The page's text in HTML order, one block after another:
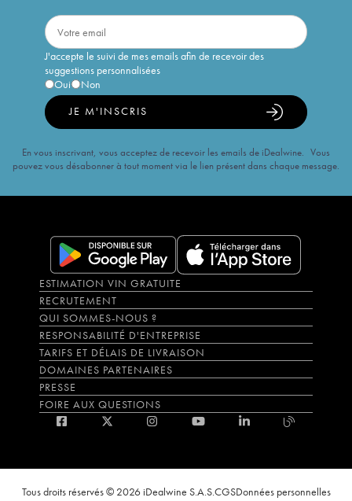
J'accepte le suivi de mes emails afin de recevoir des
suggestions personnalisées
Oui
Non
JE M'INSCRIS
En vous inscrivant, vous acceptez de recevoir les emails de iDealwine. Vous
pouvez vous désabonner à tout moment via le lien présent dans chaque message.
ESTIMATION VIN GRATUITE
RECRUTEMENT
QUI SOMMES-NOUS ?
RESPONSABILITÉ D'ENTREPRISE
TARIFS ET DÉLAIS DE LIVRAISON
DOMAINES PARTENAIRES
PRESSE
FOIRE AUX QUESTIONS
Tous droits réservés © 2026 iDealwine S.A.S.CGSDonnées personnelles